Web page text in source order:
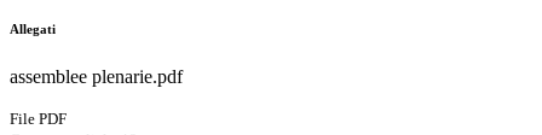
Allegati
assemblee plenarie.pdf
File PDF